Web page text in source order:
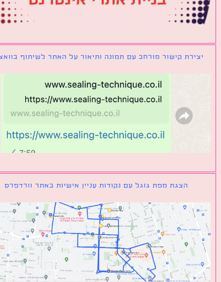
קישור מורחב עם תמונה ותיאור על האתר לשיתוף בוואצאפ
הצגת מפת גוגל עם נקודות עניין אישיות באתר וורדפרס